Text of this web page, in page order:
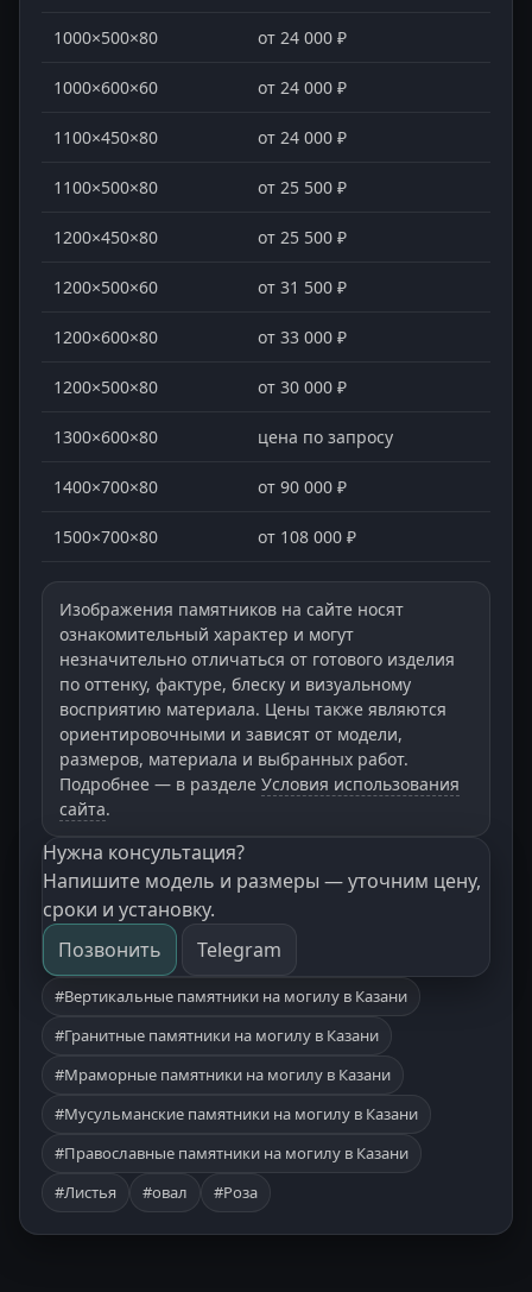
1000×500×80 от 24 000 ₽
1000×600×60 от 24 000 ₽
1100×450×80 от 24 000 ₽
1100×500×80 от 25 500 ₽
1200×450×80 от 25 500 ₽
1200×500×60 от 31 500 ₽
1200×600×80 от 33 000 ₽
1200×500×80 от 30 000 ₽
1300×600×80 цена по запросу
1400×700×80 от 90 000 ₽
1500×700×80 от 108 000 ₽
Изображения памятников на сайте носят
ознакомительный характер и могут
незначительно отличаться от готового изделия
по оттенку, фактуре, блеску и визуальному
восприятию материала. Цены также являются
ориентировочными и зависят от модели,
размеров, материала и выбранных работ.
Подробнее — в разделе Условия использования
сайта.
Нужна консультация?
Напишите модель и размеры — уточним цену,
сроки и установку.
Позвонить
Telegram
#Вертикальные памятники на могилу в Казани
#Гранитные памятники на могилу в Казани
#Мраморные памятники на могилу в Казани
#Мусульманские памятники на могилу в Казани
#Православные памятники на могилу в Казани
#Листья
#овал #Роза